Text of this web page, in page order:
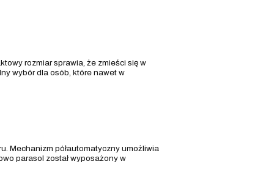
rozmiar sprawia, że zmieści się w
wybór dla osób, które nawet w
Mechanizm półautomatyczny umożliwia
parasol został wyposażony w